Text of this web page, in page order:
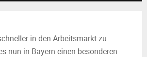
in den Arbeitsmarkt zu
nun in Bayern einen besonderen